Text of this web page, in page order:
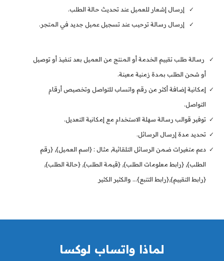
إرسال إشعار للعميل عند تحديث حالة الطلب.
إرسال رسالة ترحيب عند تسجيل عميل جديد في المتجر.
رسالة طلب تقييم الخدمة أو المنتج من العميل بعد تنفيذ أو توصيل
أو شحن الطلب بمدة زمنية معينة.
إمكانية إضافة أكثر من رقم واتساب للتواصل وتخصيص أرقام
التواصل.
توفير قوالب رسالة سهلة الاستخدام مع إمكانية التعديل.
تحديد مدة إرسال الرسائل.
دعم متغيرات ضمن الرسائل التلقائية, مثال : {اسم العميل}, {رقم
الطلب}, {رابط معلومات الطلب}, {قيمة الطلب}, {حالة الطلب},
{رابط التقييم},{رابط التتبع}... والكثير الكثير
لماذا واتساب لوكسا